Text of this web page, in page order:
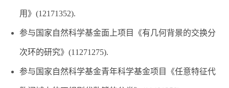
用》(12171352).
参与国家自然科学基金面上项目《有几何背景的交换分
次环的研究》(11271275).
参与国家自然科学基金青年科学基金项目《任意特征代